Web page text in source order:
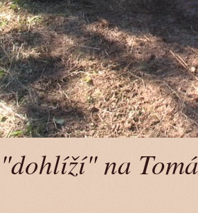
"dohlíží" na